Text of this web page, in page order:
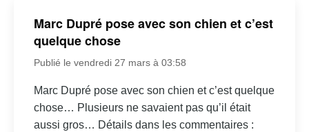
Marc Dupré pose avec son chien et c’est
quelque chose
Publié le vendredi 27 mars à 03:58
Marc Dupré pose avec son chien et c’est quelque
chose… Plusieurs ne savaient pas qu’il était
aussi gros… Détails dans les commentaires :